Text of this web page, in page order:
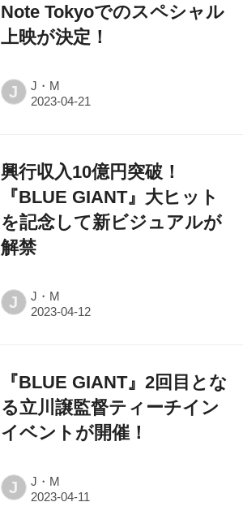
Note Tokyoでのスペシャル
上映が決定！
J J・M
興行収入10億円突破！
『BLUE GIANT』大ヒット
を記念して新ビジュアルが
解禁
J J・M
『BLUE GIANT』2回目とな
る立川譲監督ティーチイン
イベントが開催！
J J・M